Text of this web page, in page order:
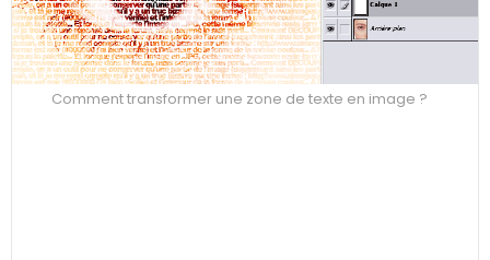
Comment transformer une zone de texte en image ?